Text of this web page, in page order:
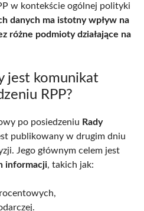
w kontekście ogólnej polityki
danych ma istotny wpływ na
różne podmioty działające na
jest komunikat
RPP?
po posiedzeniu Rady
publikowany w drugim dniu
Jego głównym celem jest
informacji, takich jak: